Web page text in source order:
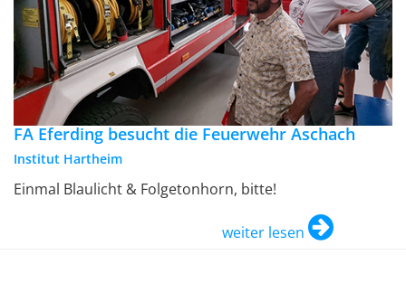
FA Eferding besucht die Feuerwehr Aschach
Institut Hartheim
Einmal Blaulicht & Folgetonhorn, bitte!
weiter lesen